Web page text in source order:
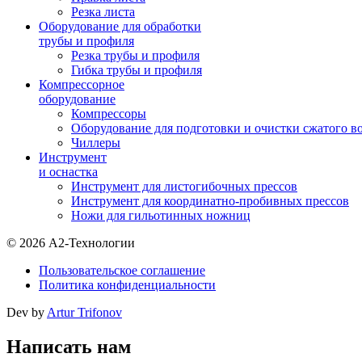
Резка листа
Оборудование для обработки
трубы и профиля
Резка трубы и профиля
Гибка трубы и профиля
Компрессорное
оборудование
Компрессоры
Оборудование для подготовки и очистки сжатого
Чиллеры
Инструмент
и оснастка
Инструмент для листогибочных прессов
Инструмент для координатно-пробивных прессов
Ножи для гильотинных ножниц
© 2026 А2-Технологии
Пользовательское соглашение
Политика конфиденциальности
Dev by Artur Trifonov
Написать нам